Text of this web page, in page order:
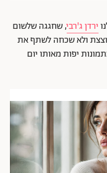
ירדן ג'רבי, שחגגה שלשום
נוצצת ולא שכחה לשתף את
יפות מאותו יום